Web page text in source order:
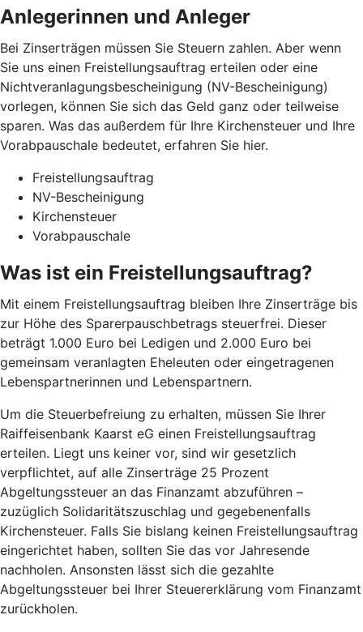
Anlegerinnen und Anleger
Bei Zinserträgen müssen Sie Steuern zahlen. Aber wenn
Sie uns einen Freistellungsauftrag erteilen oder eine
Nichtveranlagungsbescheinigung (NV-Bescheinigung)
vorlegen, können Sie sich das Geld ganz oder teilweise
sparen. Was das außerdem für Ihre Kirchensteuer und Ihre
Vorabpauschale bedeutet, erfahren Sie hier.
Freistellungsauftrag
NV-Bescheinigung
Kirchensteuer
Vorabpauschale
Was ist ein Freistellungsauftrag?
Mit einem Freistellungsauftrag bleiben Ihre Zinserträge bis
zur Höhe des Sparerpauschbetrags steuerfrei. Dieser
beträgt 1.000 Euro bei Ledigen und 2.000 Euro bei
gemeinsam veranlagten Eheleuten oder eingetragenen
Lebenspartnerinnen und Lebenspartnern.
Um die Steuerbefreiung zu erhalten, müssen Sie Ihrer
Raiffeisenbank Kaarst eG einen Freistellungsauftrag
erteilen. Liegt uns keiner vor, sind wir gesetzlich
verpflichtet, auf alle Zinserträge 25 Prozent
Abgeltungssteuer an das Finanzamt abzuführen –
zuzüglich Solidaritätszuschlag und gegebenenfalls
Kirchensteuer. Falls Sie bislang keinen Freistellungsauftrag
eingerichtet haben, sollten Sie das vor Jahresende
nachholen. Ansonsten lässt sich die gezahlte
Abgeltungssteuer bei Ihrer Steuererklärung vom Finanzamt
zurückholen.